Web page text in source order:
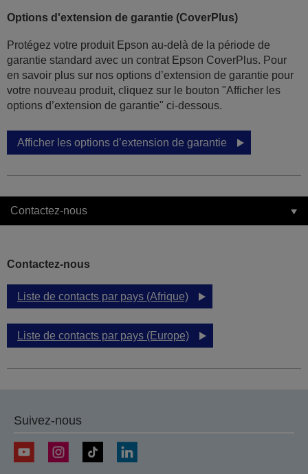
Options d'extension de garantie (CoverPlus)
Protégez votre produit Epson au-delà de la période de
garantie standard avec un contrat Epson CoverPlus. Pour
en savoir plus sur nos options d’extension de garantie pour
votre nouveau produit, cliquez sur le bouton "Afficher les
options d’extension de garantie" ci-dessous.
Afficher les options d’extension de garantie
Contactez-nous
Contactez-nous
Liste de contacts par pays (Afrique)
Liste de contacts par pays (Europe)
Suivez-nous